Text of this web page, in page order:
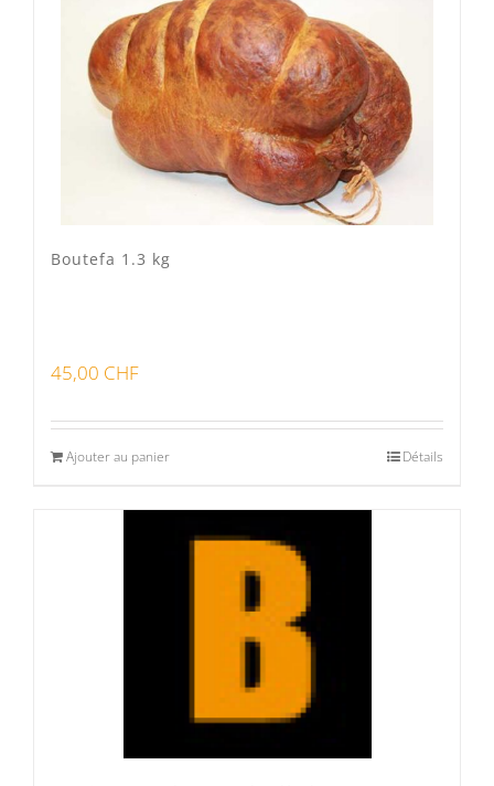
Veau Lo VÎ(0)
Volaille Suisse(0)
Panier(0)
Poste standard(3)
Retrait à Sévery(0)
Préparations viandes(0)
(0)
Spécialité vaudoises
Boutefa 1.3 kg
45,00 CHF
Ajouter au panier Détails